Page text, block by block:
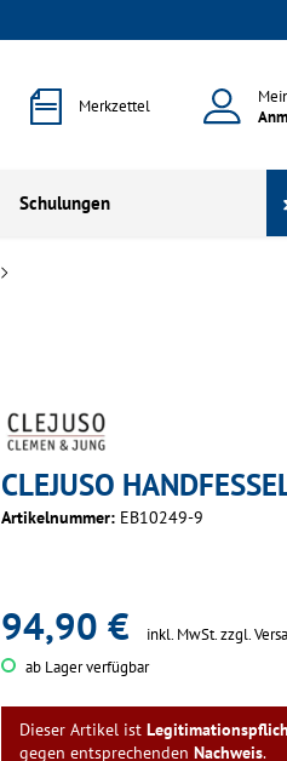
Merkzettel
Schulungen
CLEJUSO
Artikelnummer: EB10249-9
94,90 € inkl. MwSt.zzgl.
ab Lager verfügbar
Dieser Artikel ist
gegen entsprechendenNachweis.